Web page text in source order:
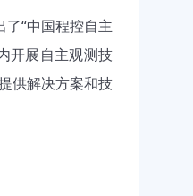
“中国程控自主
开展自主观测技
供解决方案和技